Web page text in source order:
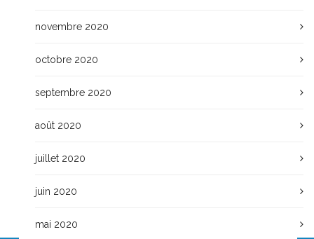
novembre 2020
octobre 2020
septembre 2020
août 2020
juillet 2020
juin 2020
mai 2020